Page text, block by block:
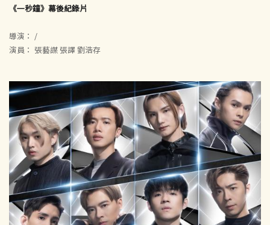
《一秒鐘》幕後紀錄片
導演： /
演員： 張藝謀 張譯 劉浩存